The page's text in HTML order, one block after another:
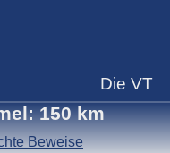
Die VT
150 km
Beweise